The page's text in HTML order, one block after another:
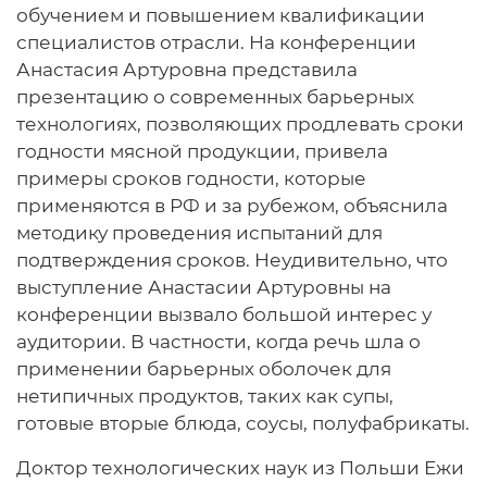
обучением и повышением квалификации
специалистов отрасли. На конференции
Анастасия Артуровна представила
презентацию о современных барьерных
технологиях, позволяющих продлевать сроки
годности мясной продукции, привела
примеры сроков годности, которые
применяются в РФ и за рубежом, объяснила
методику проведения испытаний для
подтверждения сроков. Неудивительно, что
выступление Анастасии Артуровны на
конференции вызвало большой интерес у
аудитории. В частности, когда речь шла о
применении барьерных оболочек для
нетипичных продуктов, таких как супы,
готовые вторые блюда, соусы, полуфабрикаты.
Доктор технологических наук из Польши Ежи